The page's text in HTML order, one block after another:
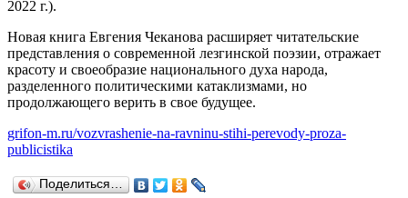
2022 г.).
Новая книга Евгения Чеканова расширяет читательские
представления о современной лезгинской поэзии, отражает
красоту и своеобразие национального духа народа,
разделенного политическими катаклизмами, но
продолжающего верить в свое будущее.
grifon-m.ru/vozvrashenie-na-ravninu-stihi-perevody-proza-
publicistika
Поделиться…